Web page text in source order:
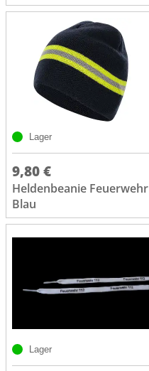
Lager
9,80 €
Heldenbeanie Feuerwehr
Blau
Lager